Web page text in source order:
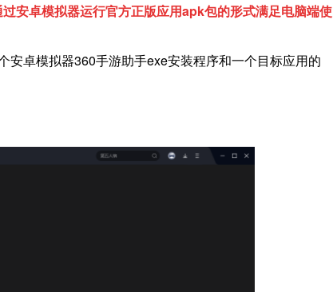
安卓模拟器运行官方正版应用apk包的形式满足电脑端使
安卓模拟器360手游助手exe安装程序和一个目标应用的